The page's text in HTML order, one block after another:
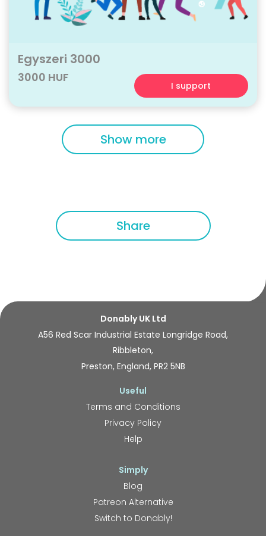
Egyszeri 3000
3000 HUF
I support
Show more
Share
Donably UK Ltd
A56 Red Scar Industrial Estate Longridge Road,
Ribbleton,
Preston, England, PR2 5NB
Useful
Terms and Conditions
Privacy Policy
Help
Simply
Blog
Patreon Alternative
Switch to Donably!